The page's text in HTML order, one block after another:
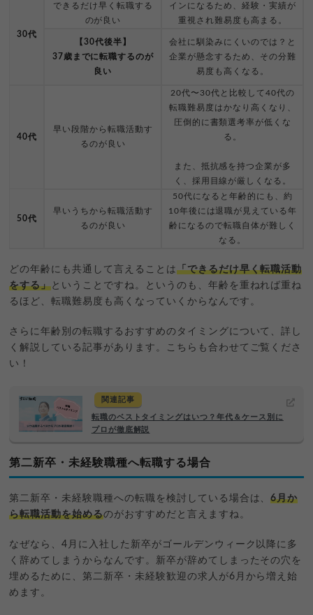
30代
できるだけ早く転職する
のが良い
インになるため、経験・実績が
重視され難易度も高まる。
【30代後半】
37歳までに転職するのが
良い
会社に馴染みにくいのでは？と
企業が懸念するため、その分難
易度も高くなる。
40代
早い段階から転職活動す
るのが良い
20代〜30代と比較して40代の
転職難易度はかなり高くなり、
圧倒的に書類選考率が低くな
る。
また、抵抗感を持つ企業が多
く、採用目線が厳しくなる。
50代
早いうちから転職活動す
るのが良い
50代になると年齢的にも、約
10年後には退職が見えている年
齢になるので転職自体が難しく
なる。
どの年齢にも共通して言えることは「できるだけ早く転職活動
をする」ということですね。というのも、年齢を重ねれば重ね
るほど、転職難易度も高くなっていくからなんです。
さらに年齢別の転職するおすすめのタイミングについて、詳し
く解説している記事があります。こちらも合わせてご覧くださ
い！
関連記事
転職のベストタイミングはいつ？年代＆ケース別に
プロが徹底解説
第二新卒・未経験職種へ転職する場合
第二新卒・未経験職種への転職を検討している場合は、6月か
ら転職活動を始めるのがおすすめだと言えますね。
なぜなら、4月に入社した新卒がゴールデンウィーク以降に多
く辞めてしまうからなんです。新卒が辞めてしまったその穴を
埋めるために、第二新卒・未経験歓迎の求人が6月から増え始
めます。